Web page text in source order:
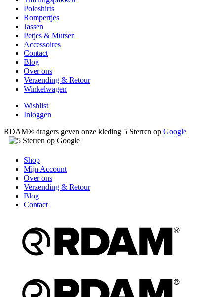
Poloshirts
Rompertjes
Jassen
Petjes & Mutsen
Accessoires
Contact
Blog
Over ons
Verzending & Retour
Winkelwagen
Wishlist
Inloggen
RDAM® dragers geven onze kleding 5 Sterren op Google
Shop
Mijn Account
Over ons
Verzending & Retour
Blog
Contact